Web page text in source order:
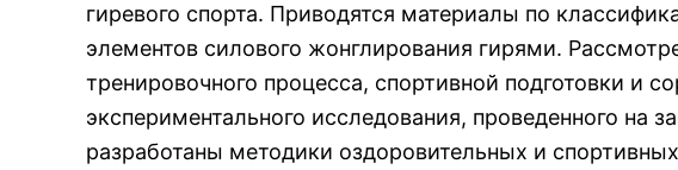
гиревого спорта. Приводятся материалы по
элементов силового жонглирования гирями.
тренировочного процесса, спортивной подготовки и
экспериментального исследования, проведенного на
разработаны методики оздоровительных и